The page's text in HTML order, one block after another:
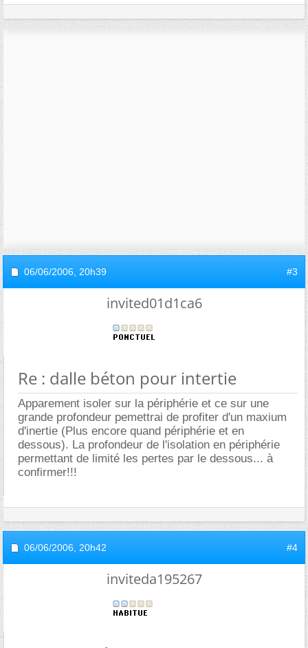
06/06/2006, 20h39 #3
invited01d1ca6
Re : dalle béton pour intertie
Apparement isoler sur la périphérie et ce sur une
grande profondeur pemettrai de profiter d'un maxium
d'inertie (Plus encore quand périphérie et en
dessous). La profondeur de l'isolation en périphérie
permettant de limité les pertes par le dessous... à
confirmer!!!
06/06/2006, 20h42 #4
inviteda195267